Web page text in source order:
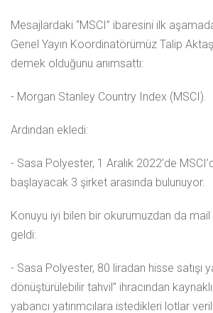
Mesajlardaki “MSCI” ibaresini ilk
Genel Yayın Koordinatörümüz Talip
demek olduğunu anımsattı:
- Morgan Stanley Country Index (MSCI).
Ardından ekledi:
- Sasa Polyester, 1 Aralık 2022’de
başlayacak 3 şirket arasında bulunuyor.
Konuyu iyi bilen bir okurumuzdan da
geldi:
- Sasa Polyester, 80 liradan hisse satışı
dönüştürülebilir tahvil” ihracından
yabancı yatırımcılara istedikleri lotlar